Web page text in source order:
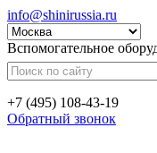
info@shinirussia.ru
Вспомогательное
+7 (495) 108-43-19
Обратный звонок